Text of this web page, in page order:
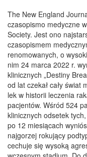
The New England
czasopismo medyczne
Society. Jest ono
czasopismem
renomowanych, o
nim 24 marca 2022 r.
klinicznych „Destiny
od lat czekał cały świat
lek w historii leczenia
pacjentów. Wśród 524
klinicznych odsetek
po 12 miesiącach
najgorzej rokujący
cechuje się wysoką